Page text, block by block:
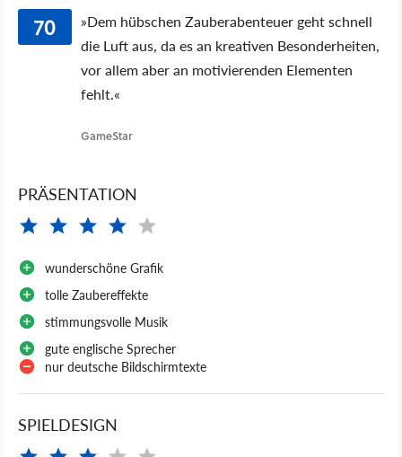
70
»Dem hübschen Zauberabenteuer geht schnell
die Luft aus, da es an kreativen Besonderheiten,
vor allem aber an motivierenden Elementen
fehlt.«
GameStar
PRÄSENTATION
wunderschöne Grafik
tolle Zaubereffekte
stimmungsvolle Musik
gute englische Sprecher
nur deutsche Bildschirmtexte
SPIELDESIGN